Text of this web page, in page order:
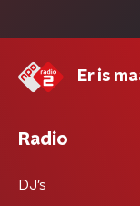
Er is
Radio
DJ’s